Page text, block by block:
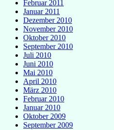
Februar 2011
Januar 2011
Dezember 2010
November 2010
Oktober 2010
September 2010
Juli 2010
Juni 2010
Mai 2010
April 2010
März 2010
Februar 2010
Januar 2010
Oktober 2009
September 2009